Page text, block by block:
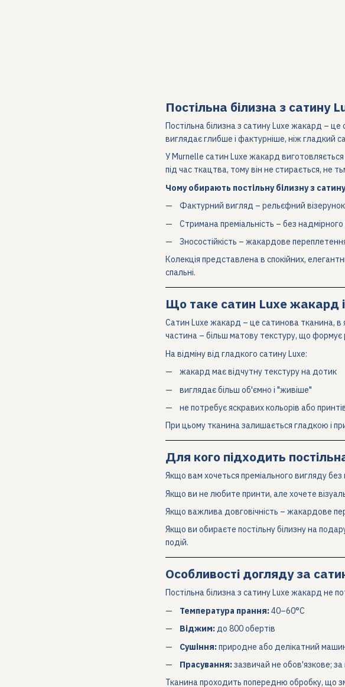
Постільна білизна з сатину
Постільна білизна з сатину Luxe жакард –
виглядає глибше і фактурніше, ніж гладкий
У Murnelle сатин Luxe жакард
під час ткацтва, тому він не стирається, не
Чому обирають постільну білизну з
Фактурний вигляд – рельєфний візерунок
Стримана преміальність – без
Зносостійкість – жакардове
Колекція представлена в спокійних,
спальні.
Що таке сатин Luxe жакард і
Сатин Luxe жакард – це сатинова тканина, в
частина – більш матову текстуру, що формує
На відміну від гладкого сатину Luxe:
жакард має відчутну текстуру на дотик
виглядає більш об'ємно і "живіше"
не потребує яскравих кольорів або
При цьому тканина залишається гладкою і
Для кого підходить
Якщо вам хочеться преміального вигляду
Якщо ви не любите принти, але хочете
Якщо важлива довговічність – жакардове
Якщо ви обираєте постільну білизну на
подій.
Особливості догляду за
Постільна білизна з сатину Luxe жакард не
Температура прання:40–60°C
Віджим:до 800 обертів
Сушіння:природне або делікатний
Прасування:зазвичай не обов'язкове;
Тканина проходить попередню обробку, що